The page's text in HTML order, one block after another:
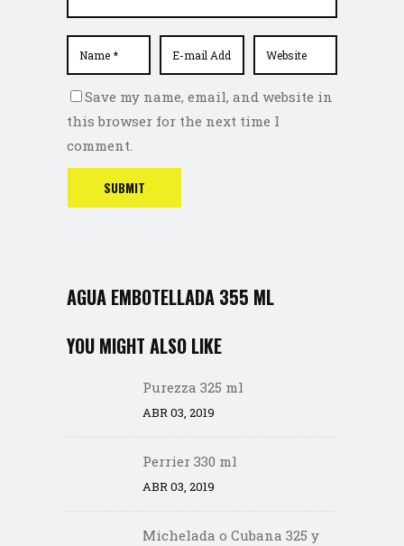
Save my name, email, and website in
this browser for the next time I
comment.
AGUA EMBOTELLADA 355 ML
YOU MIGHT ALSO LIKE
Purezza 325 ml
ABR 03, 2019
Perrier 330 ml
ABR 03, 2019
Michelada o Cubana 325 y